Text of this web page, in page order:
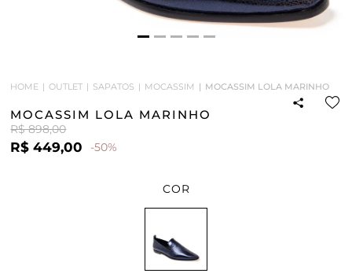
HOME OUTLET SAPATOS MOCASSIM MOCASSIM LOLA MARINHO
MOCASSIM LOLA MARINHO
R$ 898,00
R$ 449,00 -50%
COR